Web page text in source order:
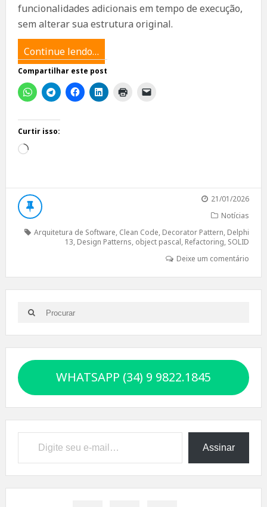
funcionalidades adicionais em tempo de execução,
sem alterar sua estrutura original.
Continue lendo…
Compartilhar este post
Curtir isso:
Carregando...
21/01/2026
Notícias
Arquitetura de Software, Clean Code, Decorator Pattern, Delphi
13, Design Patterns, object pascal, Refactoring, SOLID
Deixe um comentário
Search
for:
Search
WHATSAPP (34) 9 9822.1845
Digite seu e-mail…
Assinar